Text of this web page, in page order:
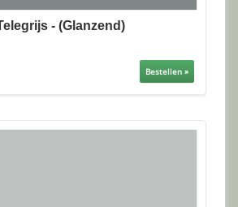
- (Glanzend)
Bestellen »